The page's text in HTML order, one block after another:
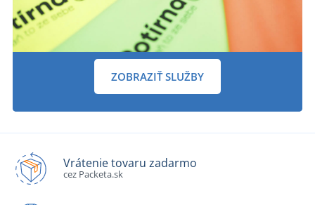
ZOBRAZIŤ SLUŽBY
Vrátenie tovaru zadarmo
cez Packeta.sk